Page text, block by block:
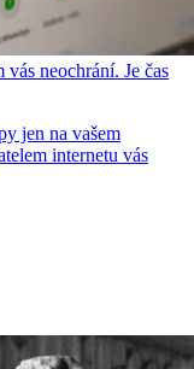
neochrání. Je čas
jen na vašem
internetu vás